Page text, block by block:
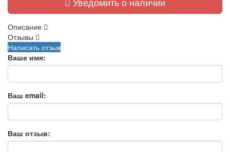
Описание
Отзывы
Написать отзыв
Ваше имя:
Ваш email:
Ваш отзыв: